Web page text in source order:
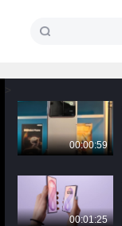
00:00:59
00:01:25